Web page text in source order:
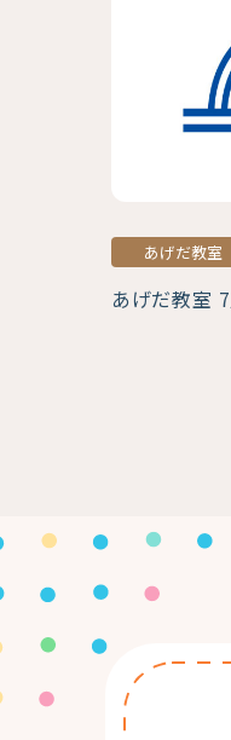
あげだ教室
あげだ教室